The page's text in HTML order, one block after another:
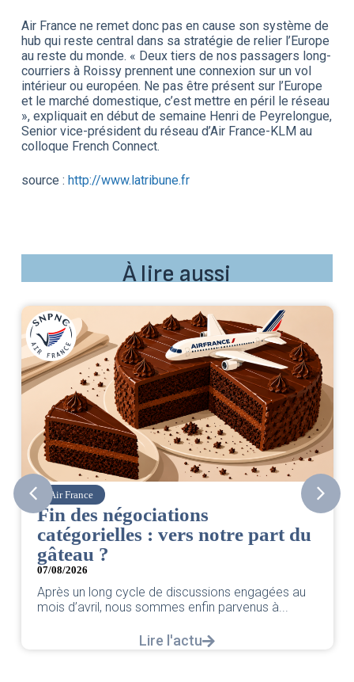
Air France ne remet donc pas en cause son système de
hub qui reste central dans sa stratégie de relier l’Europe
au reste du monde. « Deux tiers de nos passagers long-
courriers à Roissy prennent une connexion sur un vol
intérieur ou européen. Ne pas être présent sur l’Europe
et le marché domestique, c’est mettre en péril le réseau
», expliquait en début de semaine Henri de Peyrelongue,
Senior vice-président du réseau d’Air France-KLM au
colloque French Connect.
source : http://www.latribune.fr
À lire aussi
Corsair
CSE. Juillet 2026
06/08/2026 |ACCÈS RESTREINT
Retrouvez le compte rendu du CSE de juillet 2026
par votre équipe SNPNC-FO Corsair. ...
Lire l'actu